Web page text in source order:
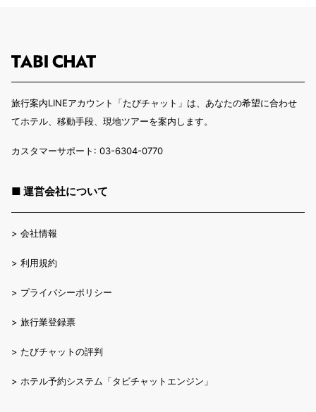
旅行案内LINEアカウント「たびチャット」は、あなたの希望に合わせ
てホテル、移動手段、現地ツアーを案内します。
カスタマーサポート: 03-6304-0770
■ 運営会社について
> 会社情報
> 利用規約
> プライバシーポリシー
> 旅行業登録票
> たびチャットの評判
> ホテル予約システム「タビチャットエンジン」